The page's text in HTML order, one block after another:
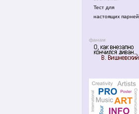
Тест для
настоящих парней
фанам